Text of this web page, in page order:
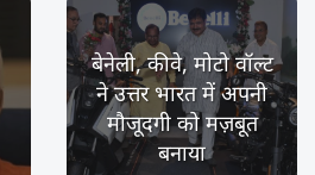
बेनेली, कीवे, मोटो वॉल्ट
ने उत्तर भारत में अपनी
मौजूदगी को मज़बूत
बनाया